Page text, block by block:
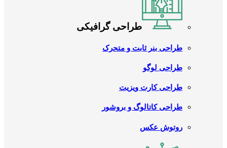
طراحی گرافیکی
طراحی بنر ثابت و متحرک
طراحی لوگو
طراحی کارت ویزیت
طراحی کاتالوگ و بروشور
روتوش عکس